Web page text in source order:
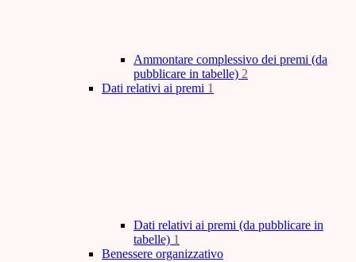
Ammontare complessivo dei premi (da
pubblicare in tabelle) 2
Dati relativi ai premi 1
Dati relativi ai premi (da pubblicare in
tabelle) 1
Benessere organizzativo